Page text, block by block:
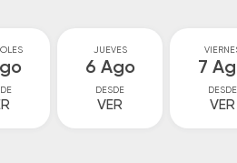
JUEVES
6 Ago
DESDE
VER
7
DESDE
VER